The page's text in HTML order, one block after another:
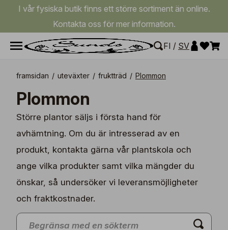
I vår fysiska butik finns ett större sortiment än online.
Kontakta oss för mer information.
FI / SV
framsidan / uteväxter / fruktträd / Plommon
Plommon
Större plantor säljs i första hand för
avhämtning. Om du är intresserad av en
produkt, kontakta gärna vår plantskola och
ange vilka produkter samt vilka mängder du
önskar, så undersöker vi leveransmöjligheter
och fraktkostnader.